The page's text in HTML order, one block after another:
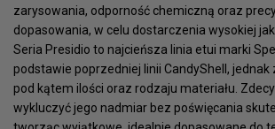
zarysowania, odporność chemiczną oraz
dopasowania, w celu dostarczenia wysokiej
Seria Presidio to najcieńsza linia etui marki
podstawie poprzedniej linii CandyShell,
pod kątem ilości oraz rodzaju materiału.
wykluczyć jego nadmiar bez poświęcania